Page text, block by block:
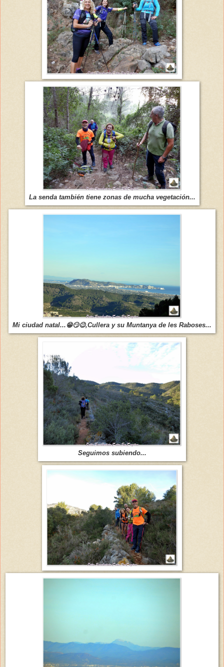
La senda también tiene zonas de mucha vegetación...
Mi ciudad natal...😁😏😉,Cullera y su Muntanya de les Raboses...
Seguimos subiendo...